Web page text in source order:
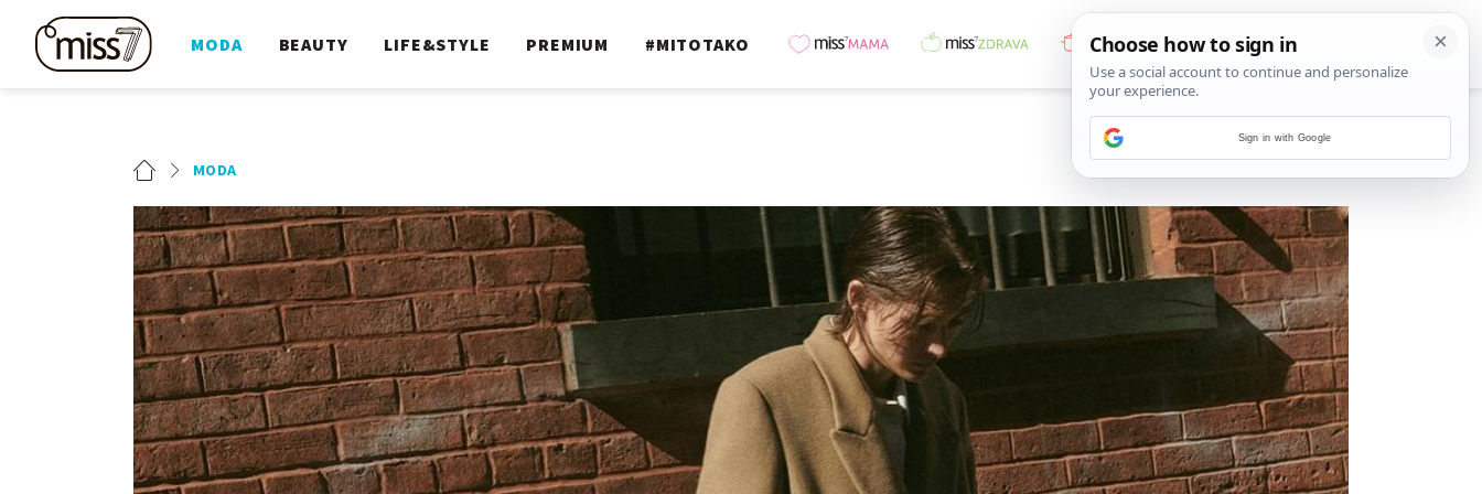
MODA BEAUTY LIFE&STYLE PREMIUM #MITOTAKO
MODA
Sign in with Google